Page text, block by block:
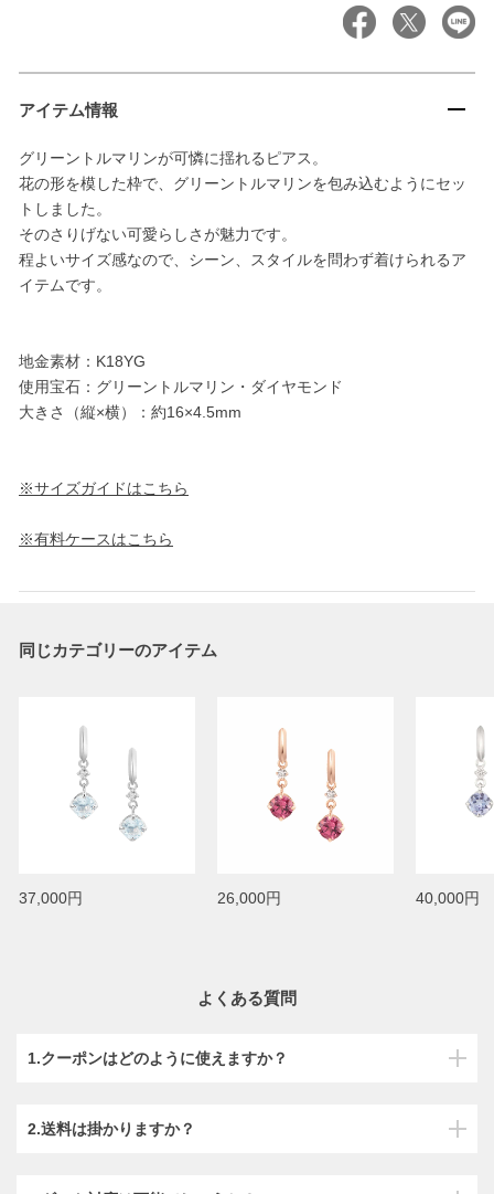
アイテム情報
グリーントルマリンが可憐に揺れるピアス。
花の形を模した枠で、グリーントルマリンを包み込むようにセッ
トしました。
そのさりげない可愛らしさが魅力です。
程よいサイズ感なので、シーン、スタイルを問わず着けられるア
イテムです。
地金素材：K18YG
使用宝石：グリーントルマリン・ダイヤモンド
大きさ（縦×横）：約16×4.5mm
※サイズガイドはこちら
※有料ケースはこちら
同じカテゴリーのアイテム
37,000円 26,000円 40,000円
よくある質問
1.クーポンはどのように使えますか？
2.送料は掛かりますか？